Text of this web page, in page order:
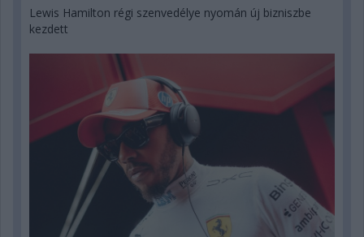
Lewis Hamilton régi szenvedélye nyomán új bizniszbe
kezdett